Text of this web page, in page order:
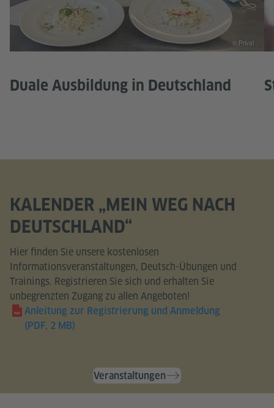
Duale Ausbildung in Deutschland
© Privat
KALENDER „MEIN WEG NACH
DEUTSCHLAND“
Hier finden Sie unsere kostenlosen
Informationsveranstaltungen, Deutsch-Übungen und
Trainings. Registrieren Sie sich und erhalten Sie
unbegrenzten Zugang zu allen Angeboten!
Anleitung zur Registrierung und Anmeldung
(PDF, 2 MB)
Veranstaltungen